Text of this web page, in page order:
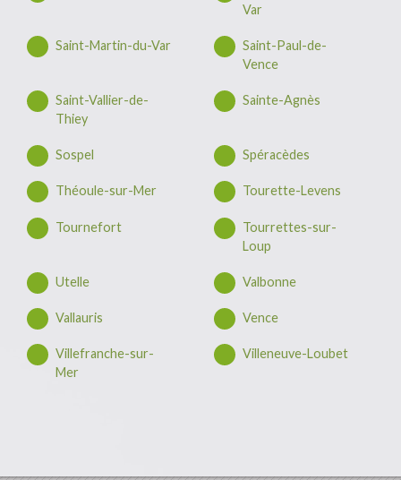
Var
Saint-Martin-du-Var
Saint-Paul-de-
Vence
Saint-Vallier-de-
Thiey
Sainte-Agnès
Sospel Spéracèdes
Théoule-sur-Mer Tourette-Levens
Tournefort
Tourrettes-sur-
Loup
Utelle Valbonne
Vallauris Vence
Villefranche-sur-
Mer
Villeneuve-Loubet